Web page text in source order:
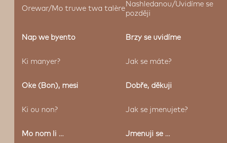
Orewar/Mo truwe twa talère
Nashledanou/Uvidíme se
později
Nap we byento Brzy se uvidíme
Ki manyer? Jak se máte?
Oke (Bon), mesi Dobře, děkuji
Ki ou non? Jak se jmenujete?
Mo nom li … Jmenuji se …